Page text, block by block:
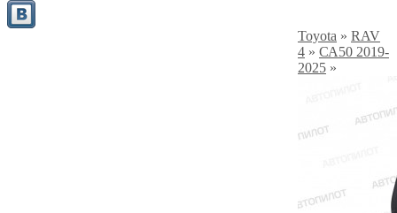
Toyota » RAV
4 » СА50 2019-
2025 »